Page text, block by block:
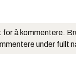
å kommentere.
under fullt